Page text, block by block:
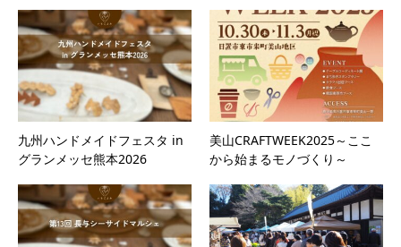
九州ハンドメイドフェスタ in
グランメッセ熊本2026
美山CRAFTWEEK2025～ここ
から始まるモノづくり～